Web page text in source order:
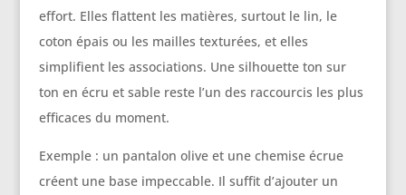
effort. Elles flattent les matières, surtout le lin, le
coton épais ou les mailles texturées, et elles
simplifient les associations. Une silhouette ton sur
ton en écru et sable reste l’un des raccourcis les plus
efficaces du moment.
Exemple : un pantalon olive et une chemise écrue
créent une base impeccable. Il suffit d’ajouter un